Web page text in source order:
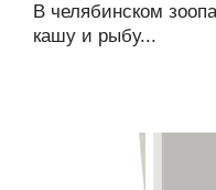
В челябинском
кашу и рыбу...